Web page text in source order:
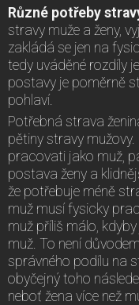
Různé potřeby
stravy muže a ženy,
zakládá se jen na
tedy uváděné rozdíly
postavy je poměrně
pohlaví.
Potřebná strava
pětiny stravy
pracovati jako muž,
postava ženy a
že potřebuje méně
muž musí fysicky
muž příliš málo,
muž. To není
správného podílu na
obyčejný toho
neboť žena více než